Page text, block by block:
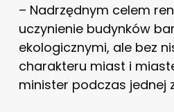
– Nadrzędnym celem
uczynienie budynków
ekologicznymi, ale bez
charakteru miast i
minister podczas jednej